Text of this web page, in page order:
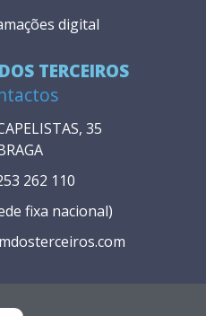
TERCEIROS
35
262 110
fixa nacional)
digital